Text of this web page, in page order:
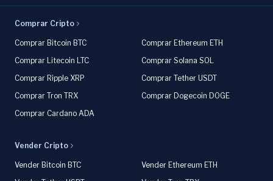
Comprar Cripto
Comprar Bitcoin BTC
Comprar Ethereum ETH
Comprar Litecoin LTC
Comprar Solana SOL
Comprar Ripple XRP
Comprar Tether USDT
Comprar Tron TRX
Comprar Dogecoin DOGE
Comprar Cardano ADA
Vender Cripto
Vender Bitcoin BTC
Vender Ethereum ETH